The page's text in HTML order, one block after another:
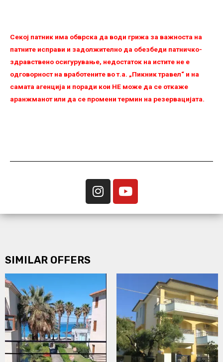
Секој патник има обврска да води грижа за важноста на
патните исправи и задолжително да обезбеди патничко-
здравствено осигурување, недостаток на истите не е
одговорност на вработените во т.а. „Пикник травел“ и на
самата агенција и поради кои НЕ можe да се откаже
аранжманот или да се промени термин на резервацијата.
SIMILAR OFFERS